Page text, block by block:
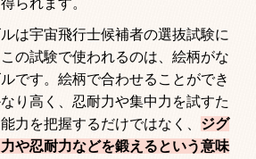
られます。
は宇宙飛行士候補者の選抜試験に
の試験で使われるのは、絵柄がな
です。絵柄で合わせることができ
り高く、忍耐力や集中力を試すた
力を把握するだけではなく、 ジグ
や忍耐力などを鍛えるという意味